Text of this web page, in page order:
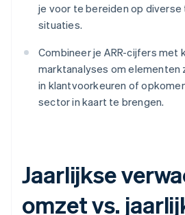
je voor te bereiden op
situaties.
Combineer je ARR-cijfers met
marktanalyses om elementen
in klantvoorkeuren of
sector in kaart te brengen.
Jaarlijkse
omzet vs.